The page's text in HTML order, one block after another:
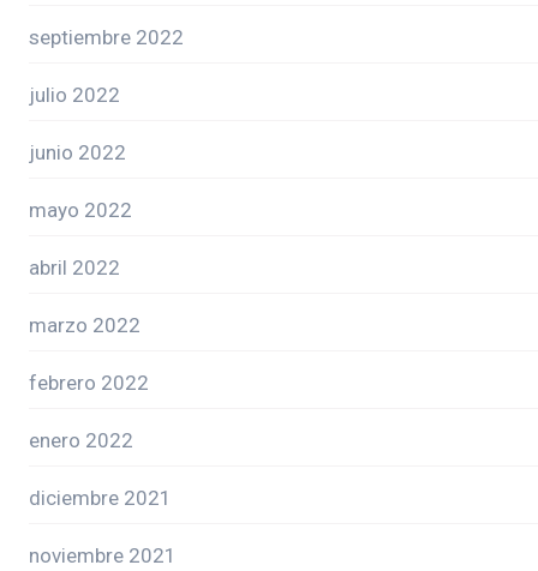
septiembre 2022
julio 2022
junio 2022
mayo 2022
abril 2022
marzo 2022
febrero 2022
enero 2022
diciembre 2021
noviembre 2021